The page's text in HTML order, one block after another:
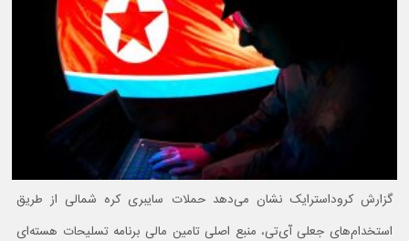
گزارش کروداسترایک نشان می‌دهد حملات سایبری کره شمالی از طریق
استخدام‌های جعلی آی‌تی، منبع اصلی تامین مالی برنامه تسلیحات هسته‌ای